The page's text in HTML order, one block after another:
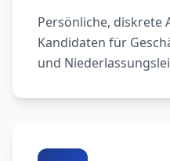
Persönliche, diskrete
Kandidaten für
und